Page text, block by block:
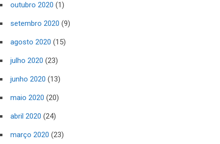
outubro 2020 (1)
setembro 2020 (9)
agosto 2020 (15)
julho 2020 (23)
junho 2020 (13)
maio 2020 (20)
abril 2020 (24)
março 2020 (23)